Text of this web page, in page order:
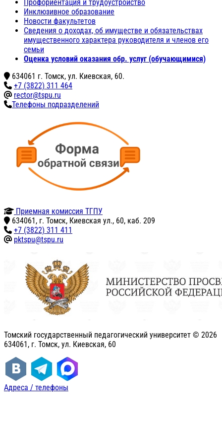
Профориентация и трудоустройство
Инклюзивное образование
Новости факультетов
Сведения о доходах, об имуществе и обязательствах
имущественного характера руководителя и членов его
семьи
Оценка условий оказания обр. услуг (обучающимися)
634061 г. Томск, ул. Киевская, 60.
+7 (3822) 311 464
rector@tspu.ru
Телефоны подразделений
Приемная комиссия ТГПУ
634061, г. Томск, Киевская ул., 60, каб. 209
+7 (3822) 311 411
pktspu@tspu.ru
Томский государственный педагогический университет © 2026
634061, г. Томск, ул. Киевская, 60
Адреса / телефоны